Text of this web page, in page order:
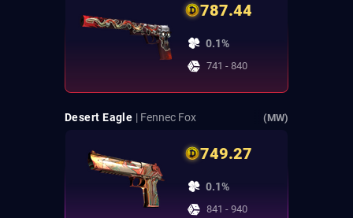
787.44
0.1%
741 - 840
Desert Eagle | Fennec Fox (MW)
749.27
0.1%
841 - 940